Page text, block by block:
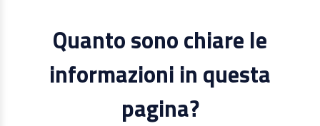
Quanto sono chiare le
informazioni in questa
pagina?